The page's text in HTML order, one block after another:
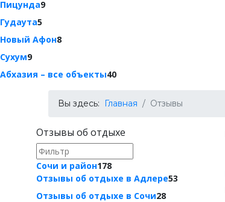
Пицунда9
Гудаута5
Новый Афон8
Сухум9
Абхазия – все объекты40
Вы здесь: Главная Отзывы
Отзывы об отдыхе
Сочи и район178
Отзывы об отдыхе в Адлере53
Отзывы об отдыхе в Сочи28